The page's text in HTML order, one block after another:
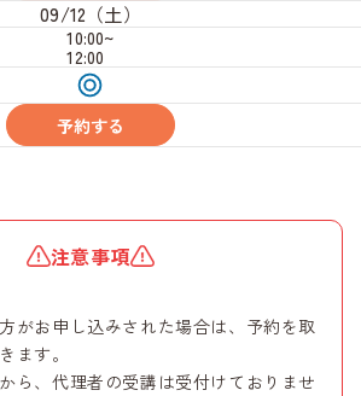
09/12（土）
10:00~
12:00
受
付
予約する
注意事項
がお申し込みされた場合は、予約を取
ます。
ら、代理者の受講は受付けておりませ